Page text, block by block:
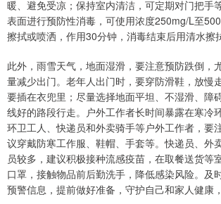
暖、避免受凉；保持室内清洁，可定期对门把手
表面进行预防性消毒，可使用浓度250mg/L至
擦拭或喷洒，作用30分钟，消毒结束后用清水擦
此外，雨雪天气，地面湿滑，要注意预防跌倒，
量减少出门。老年人出门时，要穿防滑鞋，放慢
要插在衣兜里；尽量选择地面平坦、不湿滑、障
线好的路段行走。户外工作者长时间暴露在寒冷
环卫工人、快递员和外卖骑手等户外工作者，要
议穿戴防寒工作服、鞋帽、手套等。快递员、外
员较多，建议积极接种流感疫苗，在取餐送货等
口罩，接触物品前后勤洗手，降低感染风险。及
预警信息，提前做好准备，守护自己和家人健康